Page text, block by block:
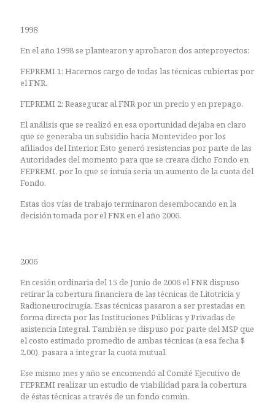
1998
En el año 1998 se plantearon y aprobaron dos anteproyectos:
FEPREMI 1: Hacernos cargo de todas las técnicas cubiertas por
el FNR.
FEPREMI 2: Reasegurar al FNR por un precio y en prepago.
El análisis que se realizó en esa oportunidad dejaba en claro
que se generaba un subsidio hacia Montevideo por los
afiliados del Interior. Esto generó resistencias por parte de las
Autoridades del momento para que se creara dicho Fondo en
FEPREMI, por lo que se intuía sería un aumento de la cuota del
Fondo.
Estas dos vías de trabajo terminaron desembocando en la
decisión tomada por el FNR en el año 2006.
2006
En cesión ordinaria del 15 de Junio de 2006 el FNR dispuso
retirar la cobertura financiera de las técnicas de Litotricia y
Radioneurocirugía. Esas técnicas pasaron a ser prestadas en
forma directa por las Instituciones Públicas y Privadas de
asistencia Integral. También se dispuso por parte del MSP que
el costo estimado promedio de ambas técnicas (a esa fecha $
2,00), pasara a integrar la cuota mutual.
Ese mismo mes y año se encomendó al Comité Ejecutivo de
FEPREMI realizar un estudio de viabilidad para la cobertura
de éstas técnicas a través de un fondo común.